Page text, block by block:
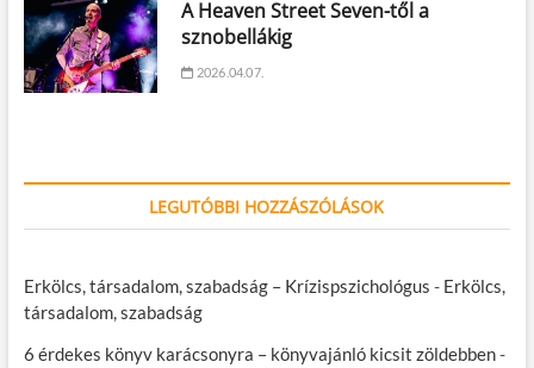
A Heaven Street Seven-től a
sznobellákig
2026.04.07.
LEGUTÓBBI HOZZÁSZÓLÁSOK
Erkölcs, társadalom, szabadság – Krízispszichológus - Erkölcs,
társadalom, szabadság
6 érdekes könyv karácsonyra – könyvajánló kicsit zöldebben-